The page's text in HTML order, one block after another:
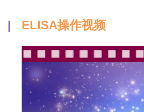
| ELISA操作视频